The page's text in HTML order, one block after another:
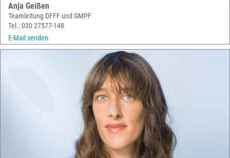
Anja Geißen
Teamleitung DFFF und GMPF
Tel.: 030 27577-148
E-Mail senden